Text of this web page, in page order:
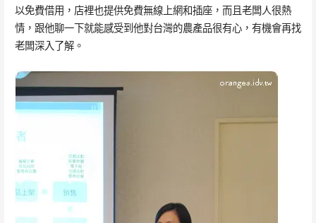
以免費借用，店裡也提供免費無線上網和插座，而且老闆人很熱
情，跟他聊一下就能感受到他對台灣的農產品很有心，有機會再找
老闆深入了解。